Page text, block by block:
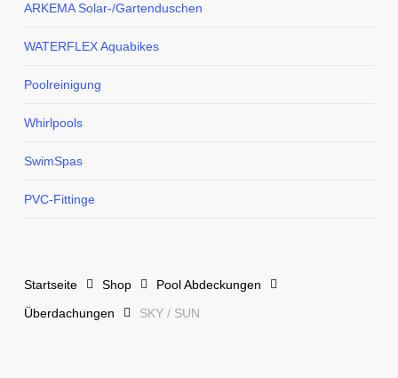
ARKEMA Solar-/Gartenduschen
WATERFLEX Aquabikes
Poolreinigung
Whirlpools
SwimSpas
PVC-Fittinge
Startseite Shop
Pool Abdeckungen
Überdachungen
SKY / SUN